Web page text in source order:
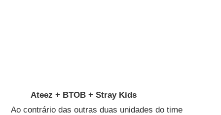
Ateez + BTOB + Stray Kids
Ao contrário das outras duas unidades do time